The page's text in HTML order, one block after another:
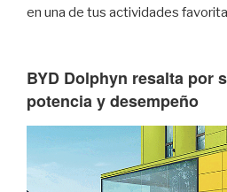
en una de tus actividades
BYD Dolphyn resalta por
potencia y desempeño